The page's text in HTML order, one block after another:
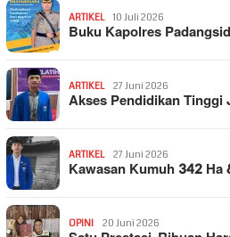
ARTIKEL 10 Juli 2026
Buku Kapolres
ARTIKEL 27 Juni 2026
Akses Pendidikan
ARTIKEL 27 Juni 2026
Kawasan Kumuh 342
OPINI 20 Juni 2026